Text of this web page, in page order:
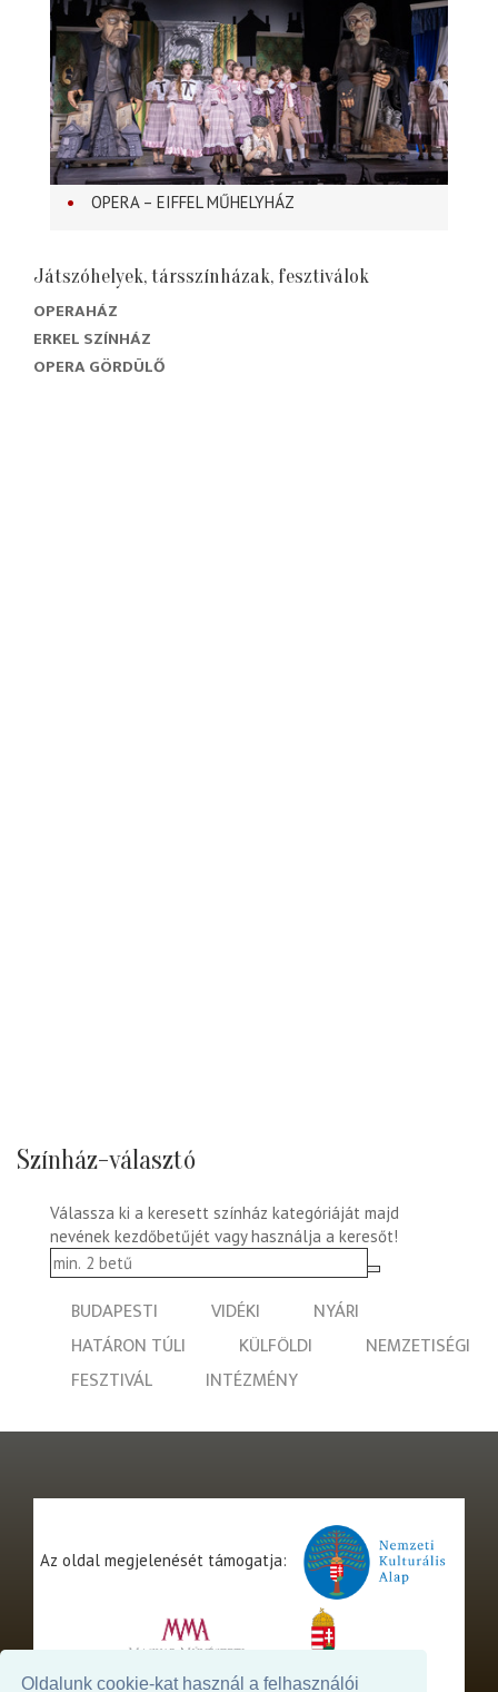
Oldalunk cookie-kat használ a felhasználói
OPERA – EIFFEL MŰHELYHÁZ
Játszóhelyek, társszínházak, fesztiválok
OPERAHÁZ
ERKEL SZÍNHÁZ
OPERA GÖRDÜLŐ
Színház-választó
Válassza ki a keresett színház kategóriáját majd
nevének kezdőbetűjét vagy használja a keresőt!
BUDAPESTI VIDÉKI
NYÁRI
HATÁRON TÚLI
KÜLFÖLDI
NEMZETISÉGI
FESZTIVÁL
INTÉZMÉNY
Az oldal megjelenését támogatja: